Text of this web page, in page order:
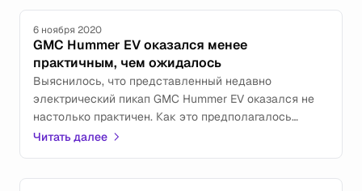
6 ноября 2020
GMC Hummer EV оказался менее
практичным, чем ожидалось
Выяснилось, что представленный недавно
электрический пикап GMC Hummer EV оказался не
настолько практичен. Как это предполагалось
ранее.
Читать далее